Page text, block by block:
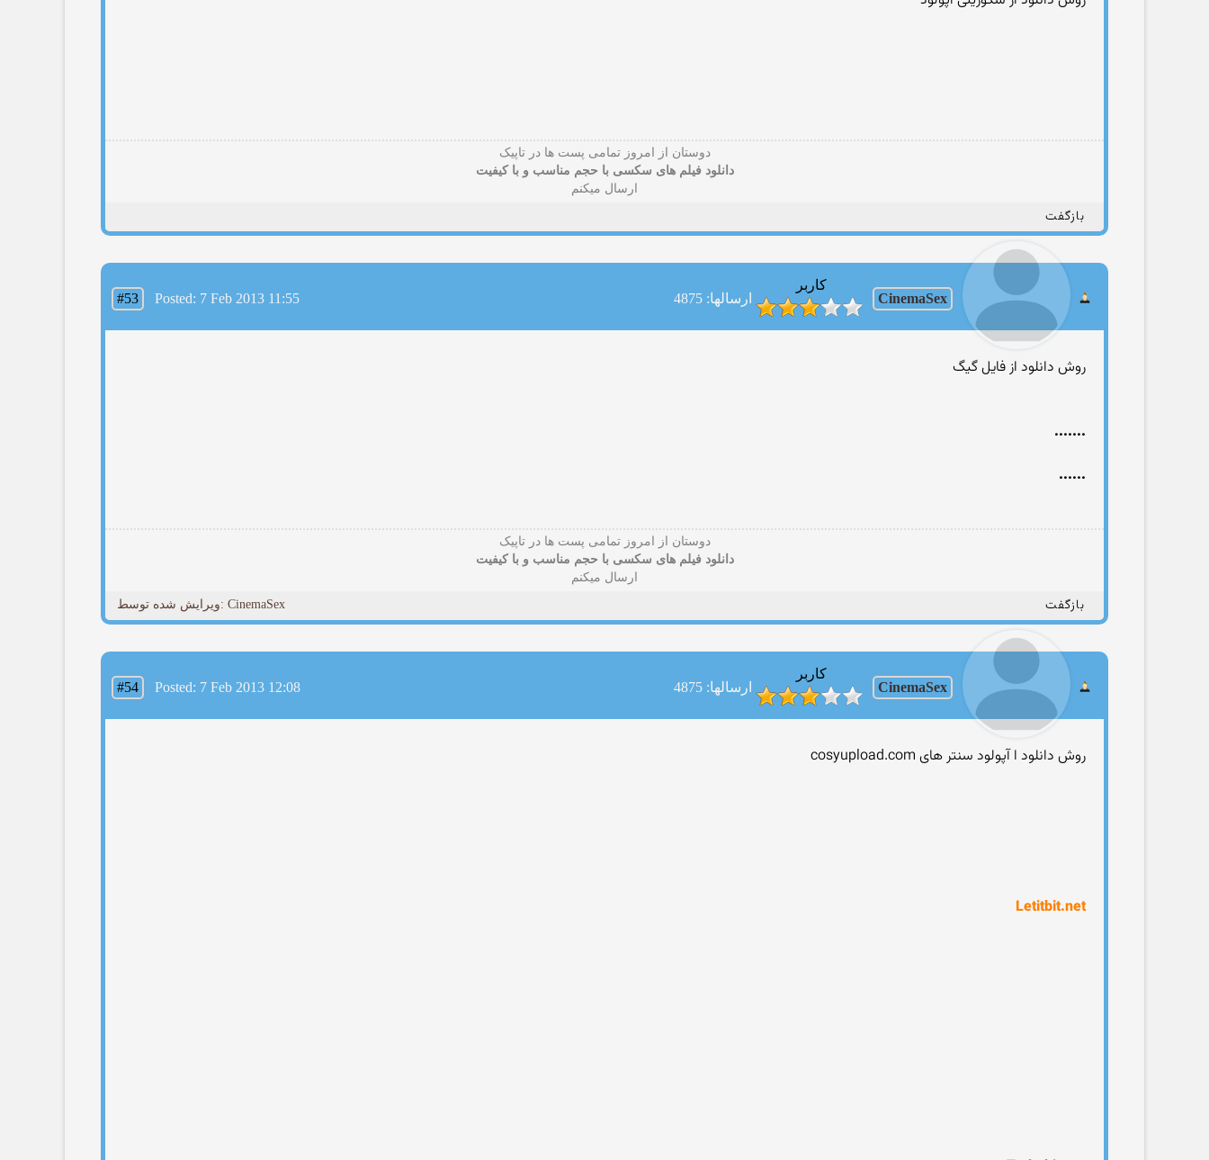
دوستان از امروز تمامی پست ها در تاپیک
دانلود فیلم های سکسی با حجم مناسب و با کیفیت
ارسال میکنم
بازگفت
CinemaSex
کاربر
ارسالها: 4875
#53 Posted: 7 Feb 2013 11:55
روش دانلود از فایل گیگ
.......
......
دوستان از امروز تمامی پست ها در تاپیک
دانلود فیلم های سکسی با حجم مناسب و با کیفیت
ارسال میکنم
بازگفت ویرایش شده توسط: CinemaSex
CinemaSex
کاربر
ارسالها: 4875
#54 Posted: 7 Feb 2013 12:08
روش دانلود ا آپولود سنتر های cosyupload.com
Letitbit.net